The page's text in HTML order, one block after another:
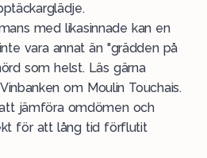
med likasinnade kan en
vara annat än "grädden på
som helst. Läs gärna
om Moulin Touchais.
jämföra omdömen och
för att lång tid förflutit